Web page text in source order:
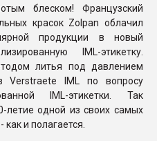
блеском! Французский
красок Zolpan облачил
продукции в новый
IML-этикетку.
литья под давлением
Verstraete IML по вопросу
IML-этикетки. Так
летие одной из своих самых
и полагается.